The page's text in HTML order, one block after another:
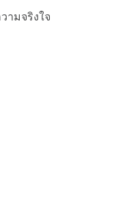
มจริงใจ